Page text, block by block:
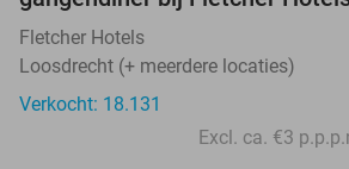
Fletcher Hotels
Loosdrecht (+ meerdere locaties)
Verkocht: 18.131
Excl. ca. €3